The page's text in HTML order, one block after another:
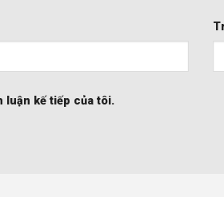
luận kế tiếp của tôi.